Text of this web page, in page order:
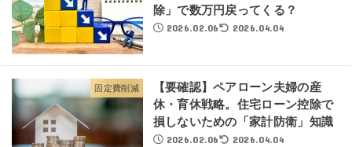
除」で数万円戻ってくる？
2026.02.06 2026.04.04
固定費削減
【要確認】ペアローン夫婦の産
休・育休戦略。住宅ローン控除で
損しないための「家計防衛」知識
2026.02.06 2026.04.04